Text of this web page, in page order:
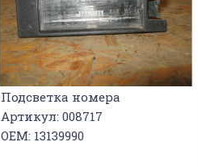
Подсветка номера
Артикул: 008717
OEM: 13139990